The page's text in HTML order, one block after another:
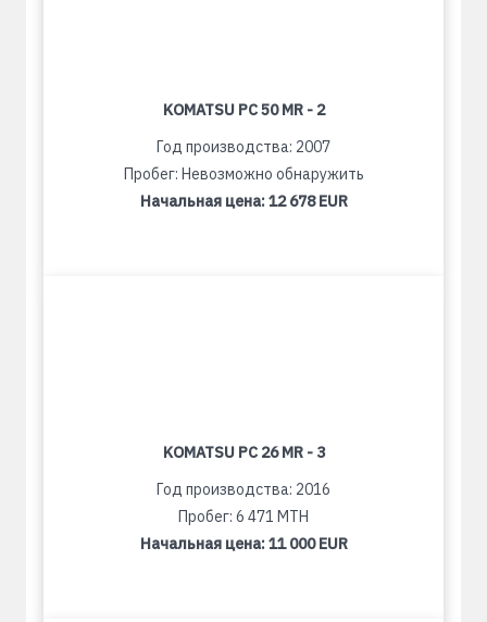
KOMATSU PC 50 MR - 2
Год производства: 2007
Пробег: Невозможно обнаружить
Начальная цена:12 678 EUR
KOMATSU PC 26 MR - 3
Год производства: 2016
Пробег: 6 471 MTH
Начальная цена:11 000 EUR